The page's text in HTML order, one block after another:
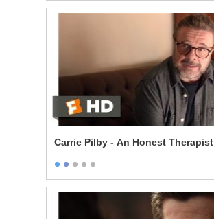
Carrie Pilby - An Honest Therapist